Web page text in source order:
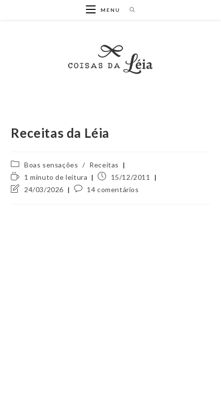
MENU
Receitas da Léia
Categoria
do
post:
Boas sensações / Receitas
Tempo
de
leitura:
1 minuto de leitura
Post
publicado:
15/12/2011
Última24/03/2026
Comentários
14 comentários